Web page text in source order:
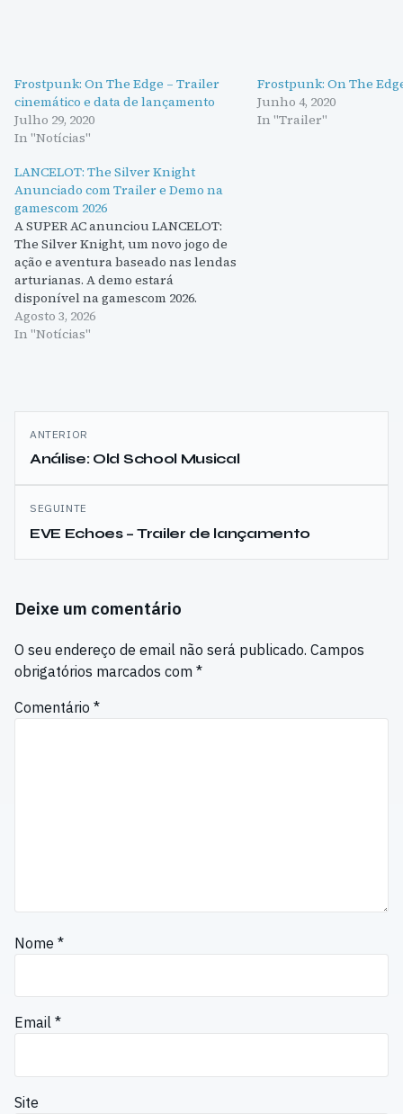
Frostpunk: On The Edge – Trailer
cinemático e data de lançamento
Julho 29, 2020
In "Notícias"
Frostpunk: On The
Junho 4, 2020
In "Trailer"
LANCELOT: The Silver Knight
Anunciado com Trailer e Demo na
gamescom 2026
A SUPER AC anunciou LANCELOT:
The Silver Knight, um novo jogo de
ação e aventura baseado nas lendas
arturianas. A demo estará
disponível na gamescom 2026.
Agosto 3, 2026
In "Notícias"
Navegação
de
artigos
ANTERIOR
Análise: Old School Musical
SEGUINTE
EVE Echoes – Trailer de lançamento
Deixe um comentário
O seu endereço de email não será publicado. Campos
obrigatórios marcados com *
Comentário *
Nome *
Email *
Site